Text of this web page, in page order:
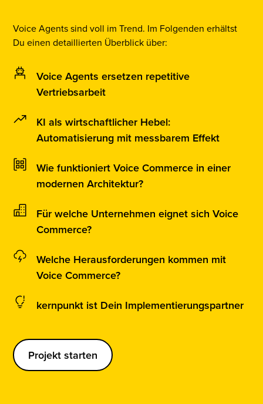
Voice Agents sind voll im Trend. Im Folgenden erhältst
Du einen detaillierten Überblick über:
Voice Agents ersetzen repetitive
Vertriebsarbeit
KI als wirtschaftlicher Hebel:
Automatisierung mit messbarem Effekt
Wie funktioniert Voice Commerce in einer
modernen Architektur?
Für welche Unternehmen eignet sich Voice
Commerce?
Welche Herausforderungen kommen mit
Voice Commerce?
kernpunkt ist Dein Implementierungspartner
Projekt starten